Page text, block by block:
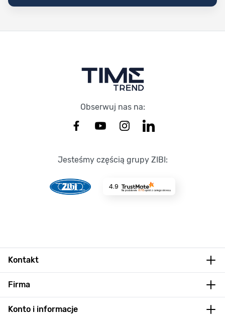
Obserwuj nas na:
Jesteśmy częścią grupy ZIBI:
4.9
Na podstawie 8715opinii z całego okresu
Kontakt
Firma
Konto i informacje